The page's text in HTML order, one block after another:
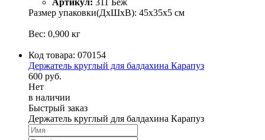
Артикул: 311 Беж
Размер упаковки(ДхШхВ): 45х35х5 см
Вес: 0,900 кг
Код товара: 070154
Держатель круглый для балдахина Карапуз
600 руб.
Нет
в наличии
Быстрый заказ
Держатель круглый для балдахина Карапуз